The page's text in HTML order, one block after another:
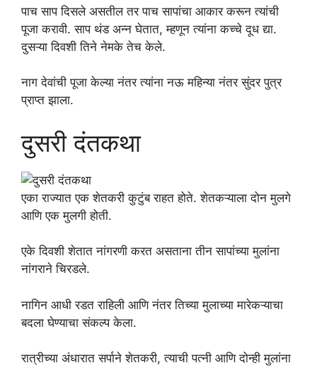
पाच साप दिसले असतील तर पाच सापांचा आकार करून त्यांची
पूजा करावी. साप थंड अन्न घेतात, म्हणून त्यांना कच्चे दूध द्या.
दुसऱ्या दिवशी तिने नेमके तेच केले.
नाग देवांची पूजा केल्या नंतर त्यांना नऊ महिन्या नंतर सुंदर पुत्र
प्राप्त झाला.
दुसरी दंतकथा
एका राज्यात एक शेतकरी कुटुंब राहत होते. शेतकऱ्याला दोन मुलगे
आणि एक मुलगी होती.
एके दिवशी शेतात नांगरणी करत असताना तीन सापांच्या मुलांना
नांगराने चिरडले.
नागिन आधी रडत राहिली आणि नंतर तिच्या मुलाच्या मारेकऱ्याचा
बदला घेण्याचा संकल्प केला.
रात्रीच्या अंधारात सर्पाने शेतकरी, त्याची पत्नी आणि दोन्ही मुलांना